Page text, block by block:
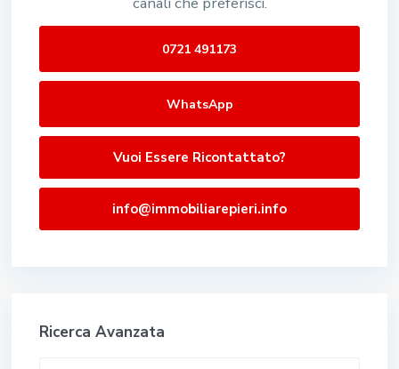
0721 491173
WhatsApp
Vuoi Essere Ricontattato?
info@immobiliarepieri.info
Ricerca Avanzata